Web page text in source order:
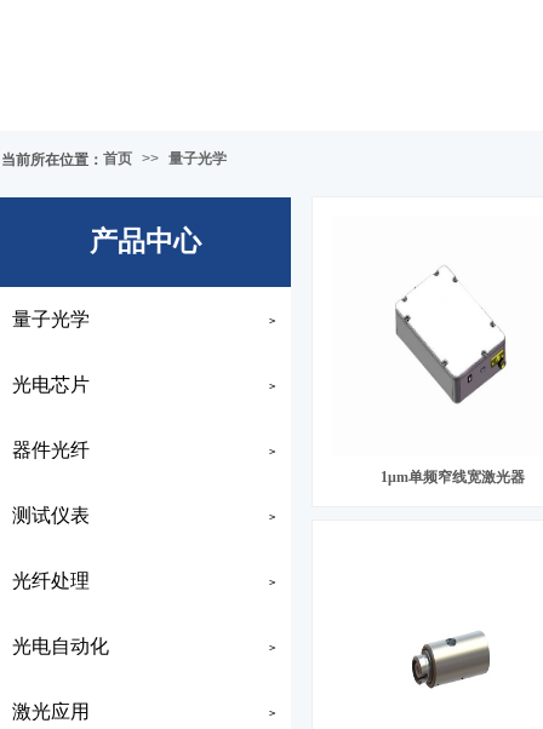
当前所在位置 ： 首页 >> 量子光学
产品中心
量子光学 >
光电芯片 >
器件光纤 >
测试仪表 >
光纤处理 >
光电自动化 >
激光应用 >
1μm单频窄线宽激光器